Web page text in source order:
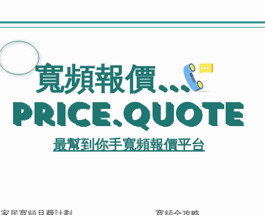
寬頻報價...
Price.Quote
最幫到你手寬頻報價平台